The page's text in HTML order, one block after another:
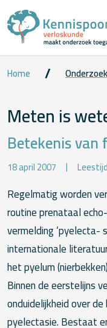
Home
Meten is
Betekenis van
18 april 2007
Regelmatig worden
routine prenataal
vermelding ‘pyelecta-
internationale
het pyelum
Binnen de eerstelijns
onduidelijkheid over
pyelectasie. Bestaat